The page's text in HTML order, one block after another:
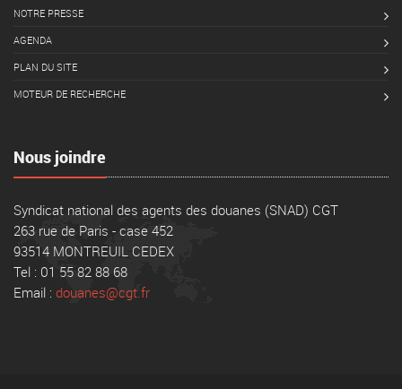
NOTRE PRESSE
AGENDA
PLAN DU SITE
MOTEUR DE RECHERCHE
Nous joindre
Syndicat national des agents des douanes (SNAD) CGT
263 rue de Paris - case 452
93514 MONTREUIL CEDEX
Tel : 01 55 82 88 68
Email : douanes@cgt.fr